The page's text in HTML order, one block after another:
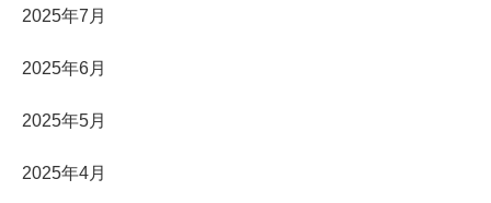
2025年7月
2025年6月
2025年5月
2025年4月